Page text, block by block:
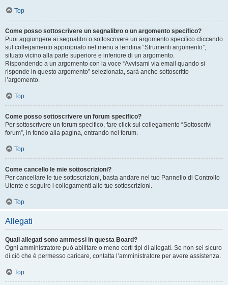
Top
Come posso sottoscrivere un segnalibro o un argomento specifico?
Puoi aggiungere ai segnalibri o sottoscrivere un argomento specifico cliccando
sul collegamento appropriato nel menu a tendina “Strumenti argomento”,
situato vicino alla parte superiore e inferiore di un argomento.
Rispondendo a un argomento con la voce “Avvisami via email quando si
risponde in questo argomento” selezionata, sarà anche sottoscritto
l’argomento.
Top
Come posso sottoscrivere un forum specifico?
Per sottoscrivere un forum specifico, fare click sul collegamento “Sottoscrivi
forum”, in fondo alla pagina, entrando nel forum.
Top
Come cancello le mie sottoscrizioni?
Per cancellare le tue sottoscrizioni, basta andare nel tuo Pannello di Controllo
Utente e seguire i collegamenti alle tue sottoscrizioni.
Top
Allegati
Quali allegati sono ammessi in questa Board?
Ogni amministratore può abilitare o meno certi tipi di allegati. Se non sei sicuro
di ciò che è permesso caricare, contatta l’amministratore per avere assistenza.
Top